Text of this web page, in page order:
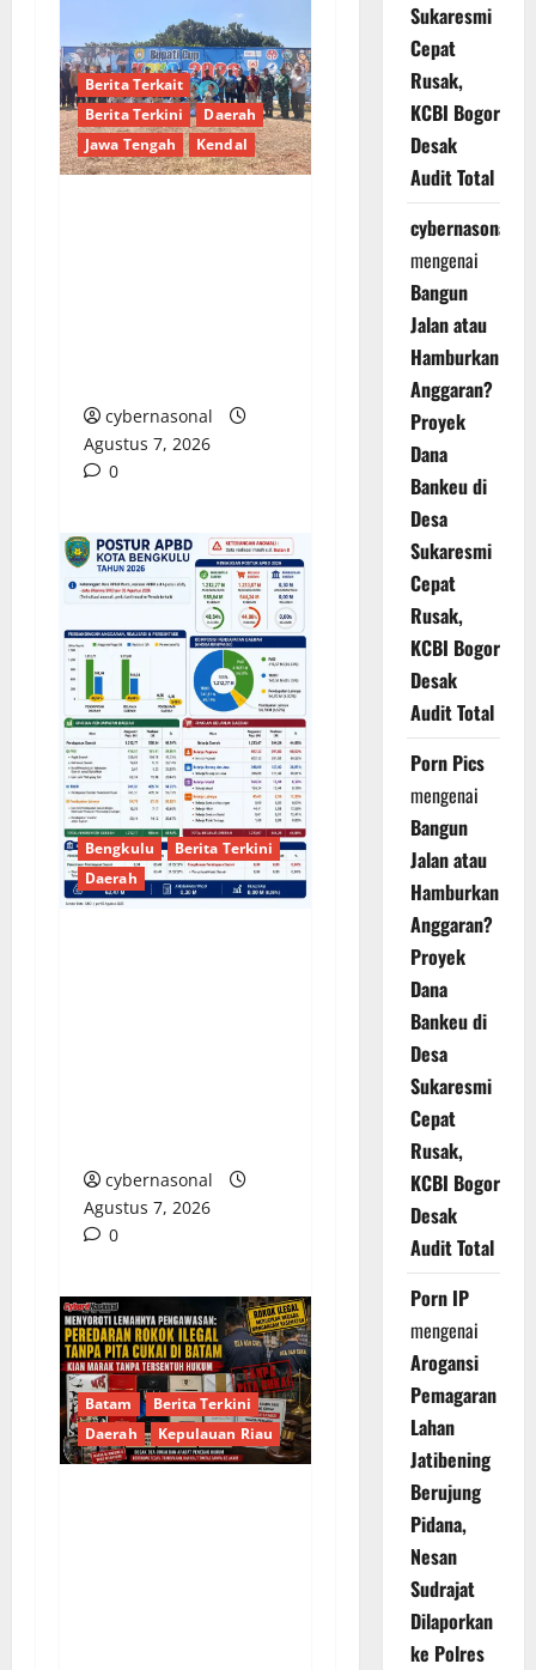
Berita Terkait
Berita Terkini
Daerah
Jawa Tengah
Kendal
cybernasonal
Agustus 7, 2026
0
Bengkulu
Berita Terkini
Daerah
cybernasonal
Agustus 7, 2026
0
Batam
Berita Terkini
Daerah
Kepulauan Riau
Sukaresmi
Cepat
Rusak,
KCBI Bogor
Desak
Audit Total
cybernasonal
mengenai
Bangun
Jalan atau
Hamburkan
Anggaran?
Proyek
Dana
Bankeu di
Desa
Sukaresmi
Cepat
Rusak,
KCBI Bogor
Desak
Audit Total
Porn Pics
mengenai
Bangun
Jalan atau
Hamburkan
Anggaran?
Proyek
Dana
Bankeu di
Desa
Sukaresmi
Cepat
Rusak,
KCBI Bogor
Desak
Audit Total
Porn IP
mengenai
Arogansi
Pemagaran
Lahan
Jatibening
Berujung
Pidana,
Nesan
Sudrajat
Dilaporkan
ke Polres